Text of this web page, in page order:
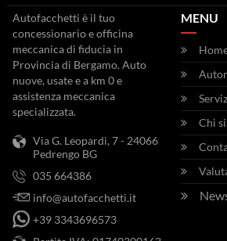
Autofacchetti è il tuo
concessionario e officina
meccanica di fiducia in
Provincia di Bergamo. Auto
nuove, usate e a km 0 e
assistenza meccanica
specializzata.
Via G. Leopardi, 7 - 24066
Pedrengo BG
035 664386
info@autofacchetti.it
+39 3343696573
MENU
Chi